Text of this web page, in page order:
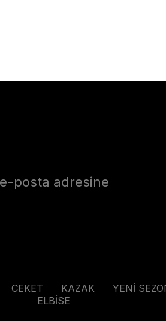
posta adresine
CEKET KAZAK YENİ
ELBİSE